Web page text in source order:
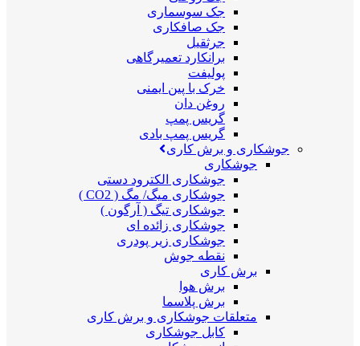
جک سوسماری
جک صافکاری
جرثقیل
برانکارد تعمیرگاهی
پولیفت
خرک با پین ایمنی
روغن دان
گریس پمپ
گریس پمپ بادی
جوشکاری و برش کاری
جوشکاری
جوشکاری الکترود دستی
جوشکاری میگ/ مگ ( CO2 )
جوشکاری تیگ ( آرگون )
جوشکاری زائده ای
جوشکاری زیر پودری
نقطه جوش
برش کاری
برش هوا
برش پلاسما
متعلقات جوشکاری و برش کاری
کابل جوشکاری